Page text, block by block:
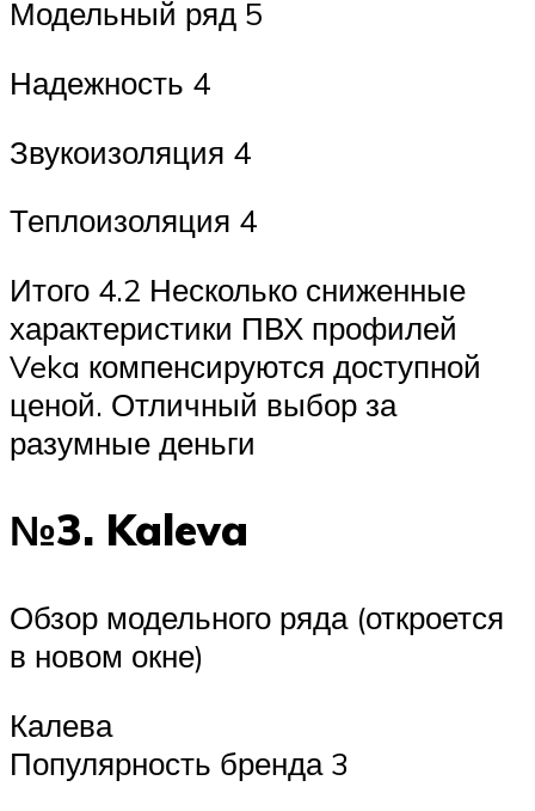
Модельный ряд 5
Надежность 4
Звукоизоляция 4
Теплоизоляция 4
Итого 4.2 Несколько сниженные
характеристики ПВХ профилей
Veka компенсируются доступной
ценой. Отличный выбор за
разумные деньги
№3. Kaleva
Обзор модельного ряда (откроется
в новом окне)
Калева
Популярность бренда 3